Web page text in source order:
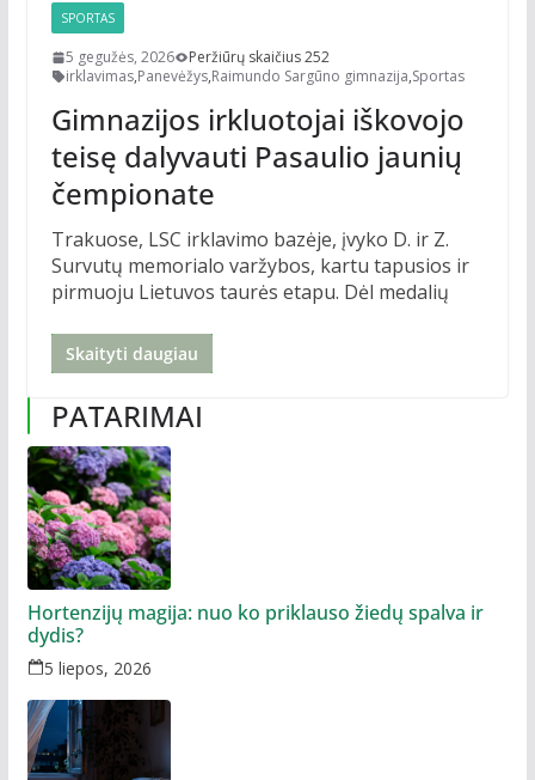
SPORTAS
5 gegužės, 2026
Peržiūrų skaičius 252
irklavimas,Panevėžys,Raimundo Sargūno gimnazija,Sportas
Gimnazijos irkluotojai iškovojo
teisę dalyvauti Pasaulio jaunių
čempionate
Trakuose, LSC irklavimo bazėje, įvyko D. ir Z.
Survutų memorialo varžybos, kartu tapusios ir
pirmuoju Lietuvos taurės etapu. Dėl medalių
Skaityti daugiau
PATARIMAI
Hortenzijų magija: nuo ko priklauso žiedų spalva ir
dydis?
5 liepos, 2026